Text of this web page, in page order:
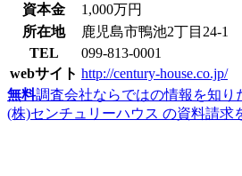
資本金
1,000万円
所在地
鹿児島市鴨池2丁目24-1
TEL
099-813-0001
webサイト http://century-house.co.jp/
無料調査会社ならではの情報を知り
(株)センチュリーハウス の資料請求